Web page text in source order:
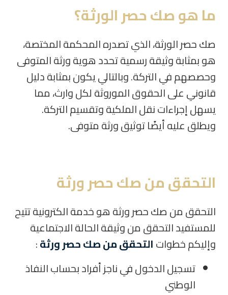
ما هو صك حصر الورثة؟
صك حصر الورثة، الذي تصدره المحكمة المختصة،
هو بمثابة وثيقة رسمية تحدد هوية ورثة المتوفى
وحصصهم في التركة. وبالتالي يكون بمثابة دليل
قانوني على الحقوق الموروثة لكل وارث، مما
يسهل إجراءات نقل الملكية وتقسيم التركة.
ويطلق عليه أيضًا توثيق ورثة متوفى.
التحقق من صك حصر ورثة
التحقق من صك حصر ورثة هو خدمة الكترونية تتيح
للمستفيد التحقق من وثيقة الحالة الاجتماعية
وإليكم خطواتالتحقق من صك حصر ورثة:
تسجيل الدخول في ناجز أفراد بحساب النفاذ
الوطني